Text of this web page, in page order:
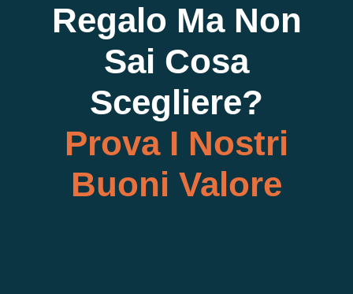
Regalo Ma Non
Sai Cosa
Scegliere?
Prova I Nostri
Buoni Valore